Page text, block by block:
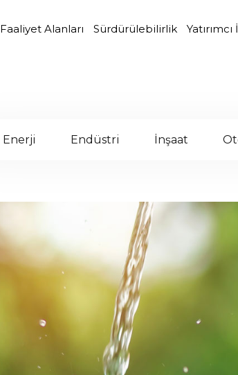
Faaliyet Alanları Sürdürülebilirlik
Enerji Endüstri İnşaat